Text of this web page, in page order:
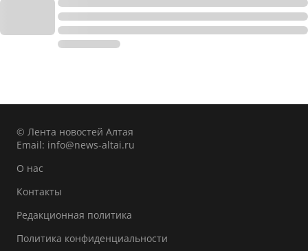
© Лента новостей Алтая
Email: info@news-altai.ru
О нас
Контакты
Редакционная политика
Политика конфиденциальности